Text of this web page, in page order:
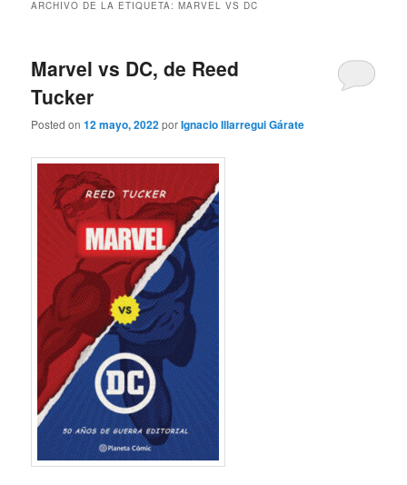
ARCHIVO DE LA ETIQUETA:MARVEL VS DC
Marvel vs DC, de Reed
Tucker
Posted on12 mayo, 2022porIgnacio Illarregui Gárate